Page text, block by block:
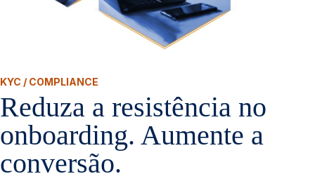
KYC / COMPLIANCE
Reduza a resistência no
onboarding. Aumente a
conversão.